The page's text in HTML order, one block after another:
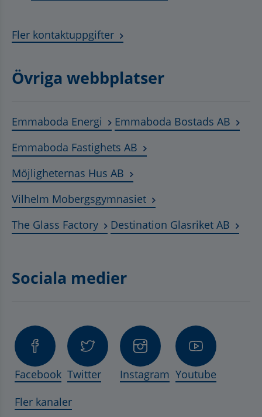
Fler kontaktuppgifter
Övriga webbplatser
Emmaboda Energi Länk till annan webbplats,
Emmaboda Bostads AB
Emmaboda Fastighets AB Länk till annan
Möjligheternas Hus AB Länk till annan webbplats,
Vilhelm MobergsgymnasietLänk till annan
The Glass FactoryLänk till annan webbplats,
Destination Glasriket AB
Sociala medier
Facebook Twitter Instagram Youtube
Fler kanaler